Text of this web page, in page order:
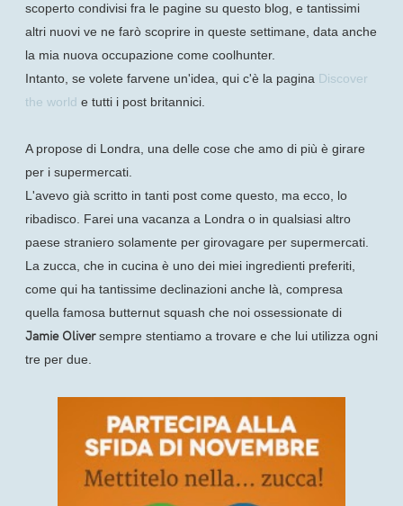
scoperto condivisi fra le pagine su questo blog, e tantissimi
altri nuovi ve ne farò scoprire in queste settimane, data anche
la mia nuova occupazione come coolhunter.
Intanto, se volete farvene un'idea, qui c'è la pagina Discover
the world e tutti i post britannici.
A propose di Londra, una delle cose che amo di più è girare
per i supermercati.
L'avevo già scritto in tanti post come questo, ma ecco, lo
ribadisco. Farei una vacanza a Londra o in qualsiasi altro
paese straniero solamente per girovagare per supermercati.
La zucca, che in cucina è uno dei miei ingredienti preferiti,
come qui ha tantissime declinazioni anche là, compresa
quella famosa butternut squash che noi ossessionate di
Jamie Oliversempre stentiamo a trovare e che lui utilizza ogni
tre per due.